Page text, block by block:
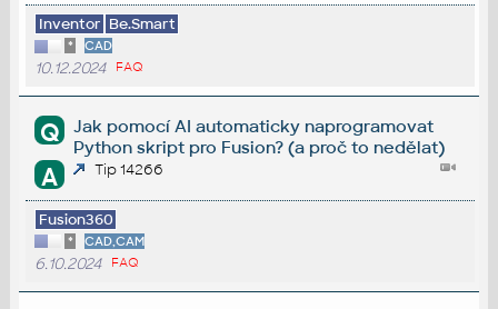
Inventor Be.Smart
* CAD
10.12.2024 FAQ
Q
Jak pomocí AI automaticky naprogramovat
Python skript pro Fusion? (a proč to nedělat)
A Tip 14266
Fusion360
* CAD,CAM
6.10.2024 FAQ